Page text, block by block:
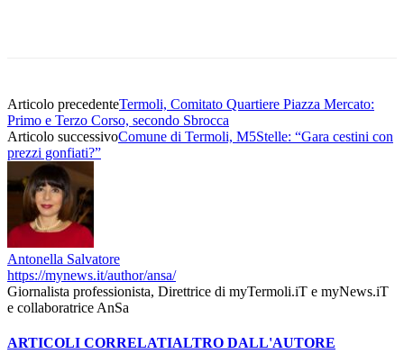
Articolo precedenteTermoli, Comitato Quartiere Piazza Mercato:
Primo e Terzo Corso, secondo Sbrocca
Articolo successivoComune di Termoli, M5Stelle: “Gara cestini con
prezzi gonfiati?”
Antonella Salvatore
https://mynews.it/author/ansa/
Giornalista professionista, Direttrice di myTermoli.iT e myNews.iT
e collaboratrice AnSa
ARTICOLI CORRELATIALTRO DALL'AUTORE